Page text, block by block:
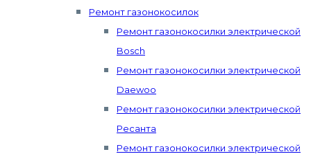
Ремонт газонокосилок
Ремонт газонокосилки электрической
Bosch
Ремонт газонокосилки электрической
Daewoo
Ремонт газонокосилки электрической
Ресанта
Ремонт газонокосилки электрической